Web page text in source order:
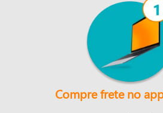
Compre frete no